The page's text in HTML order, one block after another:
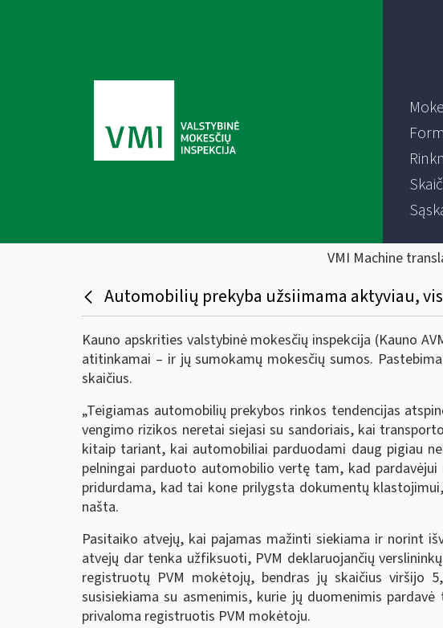
VMI Machine
Automobilių prekyba užsiimama aktyviau,
Kauno apskrities valstybinė mokesčių inspekcija (Kauno
atitinkamai – ir jų sumokamų mokesčių sumos.
skaičius.
„Teigiamas automobilių prekybos rinkos tendencijas
vengimo rizikos neretai siejasi su sandoriais, kai
kitaip tariant, kai automobiliai parduodami daug pigiau
pelningai parduoto automobilio vertę tam, kad pardavėjui
pridurdama, kad tai kone prilygsta dokumentų
našta.
Pasitaiko atvejų, kai pajamas mažinti siekiama ir norint
atvejų dar tenka užfiksuoti, PVM deklaruojančių
registruotų PVM mokėtojų, bendras jų skaičius viršijo
susisiekiama su asmenimis, kurie jų duomenimis
privaloma registruotis PVM mokėtoju.